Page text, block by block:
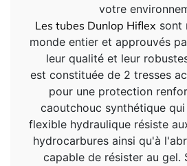
votre
Les tubes Dunlop Hiflex sont
monde entier et approuvés
leur qualité et leur
est constituée de 2 tresses
pour une protection
caoutchouc synthétique
flexible hydraulique résiste
hydrocarbures ainsi qu'à
capable de résister au gel.